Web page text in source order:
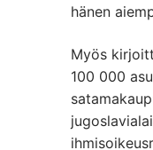
hänen
Myös
100 000